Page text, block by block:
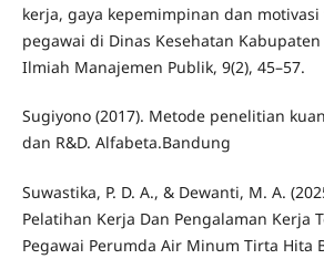
kerja, gaya kepemimpinan dan
pegawai di Dinas Kesehatan
Ilmiah Manajemen Publik, 9(2), 45–57.
Sugiyono (2017). Metode penelitian
dan R&D. Alfabeta.Bandung
Suwastika, P. D. A., & Dewanti, M. A.
Pelatihan Kerja Dan Pengalaman Kerja
Pegawai Perumda Air Minum Tirta Hita